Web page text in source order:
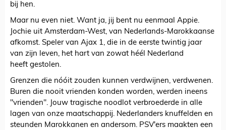
bij hen.
Maar nu even niet. Want ja, jij bent nu eenmaal Appie.
Jochie uit Amsterdam-West, van Nederlands-Marokkaanse
afkomst. Speler van Ajax 1, die in de eerste twintig jaar
van zijn leven, het hart van zowat héél Nederland
heeft gestolen.
Grenzen die nóóit zouden kunnen verdwijnen, verdwenen.
Buren die nooit vrienden konden worden, werden ineens
"vrienden". Jouw tragische noodlot verbroederde in alle
lagen van onze maatschappij. Nederlanders knuffelden en
steunden Marokkanen en andersom. PSV'ers maakten een